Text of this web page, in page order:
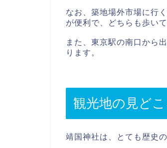
なお、築地場外市場に行
が便利で、どちらも歩い
また、東京駅の南口から
ります。
観光地の見ど
靖国神社は、とても歴史